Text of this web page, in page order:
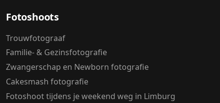
Fotoshoots
Trouwfotograaf
Familie- & Gezinsfotografie
Zwangerschap en Newborn fotografie
Cakesmash fotografie
Fotoshoot tijdens je weekend weg in Limburg